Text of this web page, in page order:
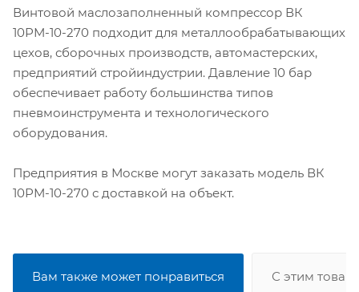
Винтовой маслозаполненный компрессор ВК
10РМ-10-270 подходит для металлообрабатывающих
цехов, сборочных производств, автомастерских,
предприятий стройиндустрии. Давление 10 бар
обеспечивает работу большинства типов
пневмоинструмента и технологического
оборудования.
Предприятия в Москве могут заказать модель ВК
10РМ-10-270 с доставкой на объект.
Вам также может понравиться С этим